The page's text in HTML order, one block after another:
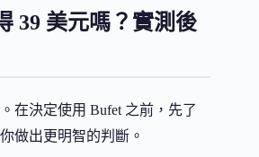
39 美元嗎？實測後
在決定使用 Bufet 之前，先了
做出更明智的判斷。